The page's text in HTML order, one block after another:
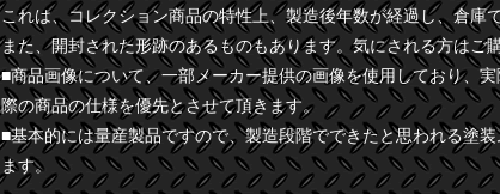
これは、コレクション商品の特性上、製造後年数が経過し、倉
また、開封された形跡のあるものもあります。気にされる方はご
■商品画像について、一部メーカー提供の画像を使用しており、
際の商品の仕様を優先とさせて頂きます。
■基本的には量産製品ですので、製造段階でできたと思われる塗
ます。